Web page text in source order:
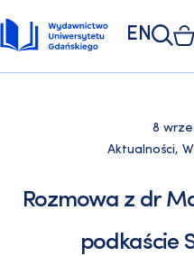
EN
8
Aktualności,
Rozmowa z dr
podkaście